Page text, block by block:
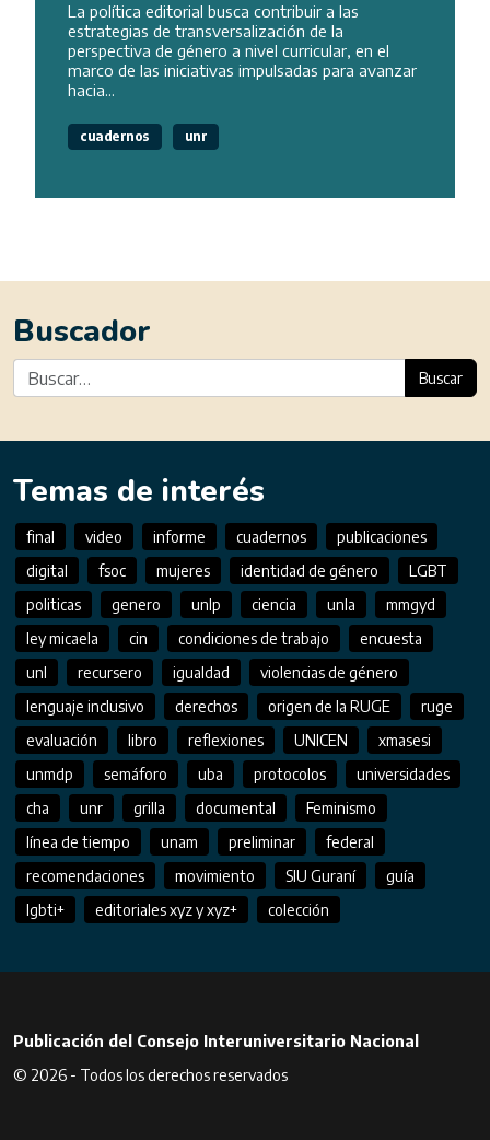
La política editorial busca contribuir a las
estrategias de transversalización de la
perspectiva de género a nivel curricular, en el
marco de las iniciativas impulsadas para avanzar
hacia...
cuadernos unr
Buscador
Buscar
Temas de interés
final video informe cuadernos
publicaciones
digital
fsoc mujeres identidad de género
LGBT
politicas
genero unlp ciencia unla
mmgyd
ley micaela
cin condiciones de trabajo
encuesta
unl
recursero igualdad
violencias de género
lenguaje inclusivo
derechos origen de la RUGE
ruge
evaluación
libro reflexiones UNICEN
xmasesi
unmdp
semáforo uba protocolos
universidades
cha
unr grilla documental
Feminismo
línea de tiempo
unam preliminar
federal
recomendaciones
movimiento SIU Guraní
guía
lgbti+
editoriales xyz y xyz+ colección
Publicación del Consejo Interuniversitario Nacional
© 2026 - Todos los derechos reservados